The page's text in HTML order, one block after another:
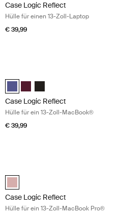
Case Logic Reflect
Hülle für einen 13-Zoll-Laptop
€ 39,99
Case Logic Reflect 13" MacBook®
Case Logic Reflect 13"
Case Logic Reflect 13"
Case Logic Reflect
Hülle für ein 13-Zoll-MacBook®
€ 39,99
Case Logic Reflect 13" MacBook
Case Logic Reflect
Hülle für ein 13-Zoll-MacBook Pro®